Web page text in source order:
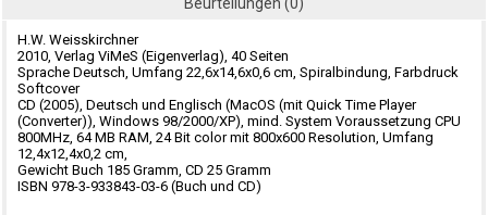
H.W. Weisskirchner
2010, Verlag ViMeS (Eigenverlag), 40 Seiten
Sprache Deutsch, Umfang 22,6x14,6x0,6 cm, Spiralbindung, Farbdruck
Softcover
CD (2005), Deutsch und Englisch (MacOS (mit Quick Time Player
(Converter)), Windows 98/2000/XP), mind. System Voraussetzung CPU
800MHz, 64 MB RAM, 24 Bit color mit 800x600 Resolution, Umfang
12,4x12,4x0,2 cm,
Gewicht Buch 185 Gramm, CD 25 Gramm
ISBN 978-3-933843-03-6 (Buch und CD)